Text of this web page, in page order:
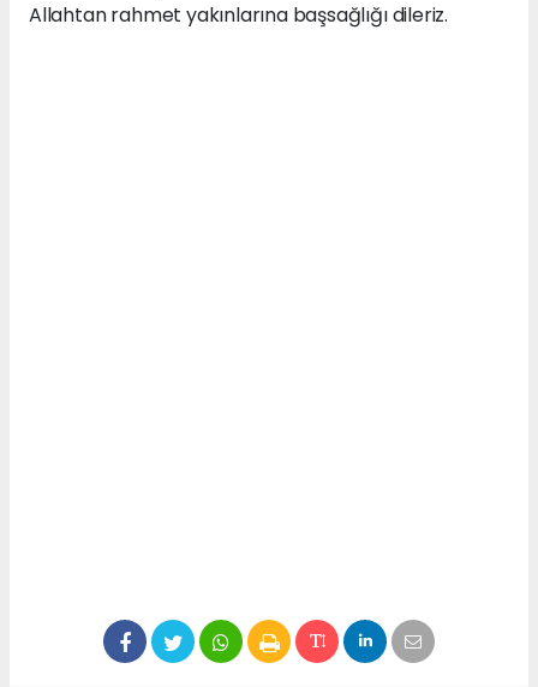
Allahtan rahmet yakınlarına başsağlığı dileriz.